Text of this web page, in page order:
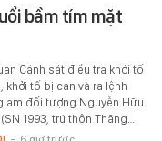
bầm tím mặt
Cảnh sát điều tra khởi tố
khởi tố bị can và ra lệnh
đối tượng Nguyễn Hữu
1993, trú thôn Thăng…